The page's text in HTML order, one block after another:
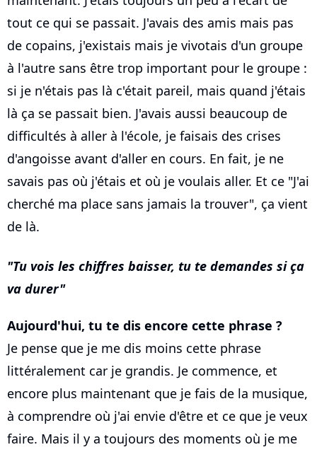
tout ce qui se passait. J'avais des amis mais pas
de copains, j'existais mais je vivotais d'un groupe
à l'autre sans être trop important pour le groupe :
si je n'étais pas là c'était pareil, mais quand j'étais
là ça se passait bien. J'avais aussi beaucoup de
difficultés à aller à l'école, je faisais des crises
d'angoisse avant d'aller en cours. En fait, je ne
savais pas où j'étais et où je voulais aller. Et ce "J'ai
cherché ma place sans jamais la trouver", ça vient
de là.
Tu vois les chiffres baisser, tu te demandes si ça
va durer
Aujourd'hui, tu te dis encore cette phrase ?
Je pense que je me dis moins cette phrase
littéralement car je grandis. Je commence, et
encore plus maintenant que je fais de la musique,
à comprendre où j'ai envie d'être et ce que je veux
faire. Mais il y a toujours des moments où je me